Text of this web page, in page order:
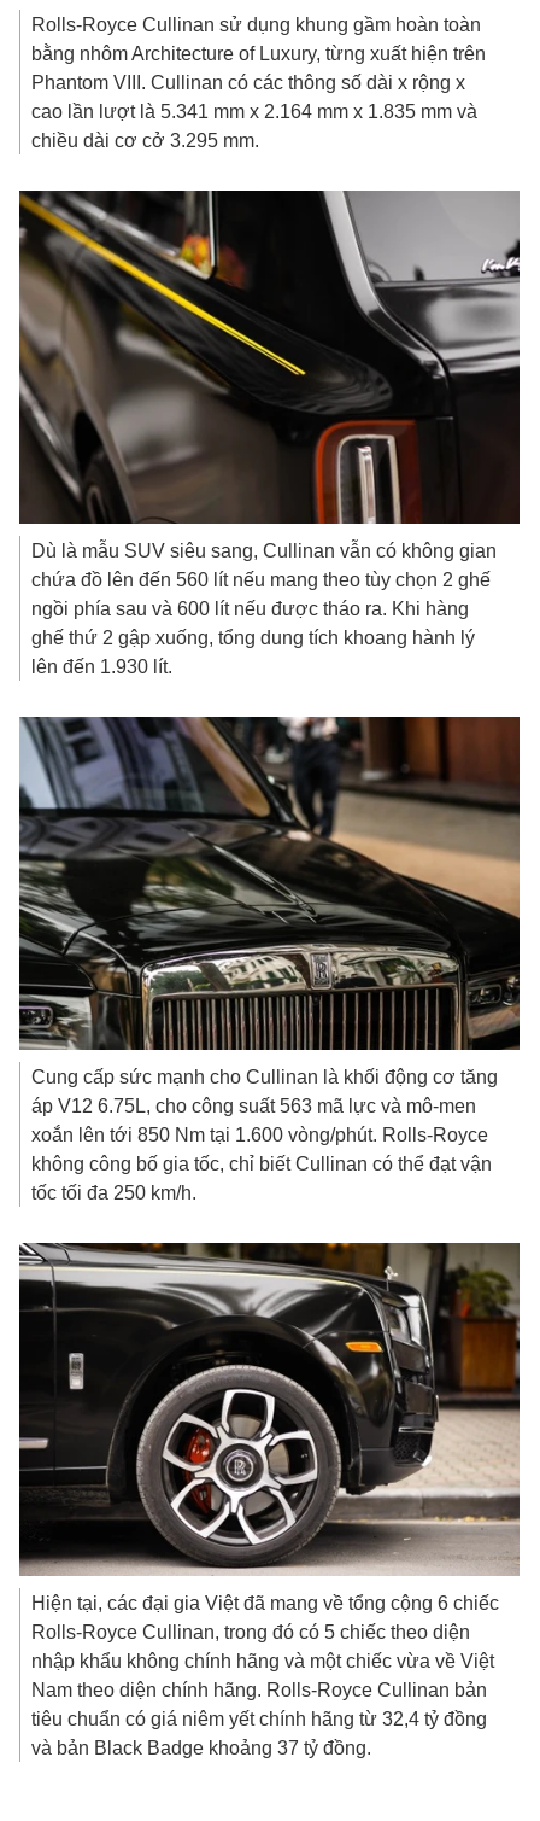
Rolls-Royce Cullinan sử dụng khung gầm hoàn toàn
bằng nhôm Architecture of Luxury, từng xuất hiện trên
Phantom VIII. Cullinan có các thông số dài x rộng x
cao lần lượt là 5.341 mm x 2.164 mm x 1.835 mm và
chiều dài cơ cở 3.295 mm.
Dù là mẫu SUV siêu sang, Cullinan vẫn có không gian
chứa đồ lên đến 560 lít nếu mang theo tùy chọn 2 ghế
ngồi phía sau và 600 lít nếu được tháo ra. Khi hàng
ghế thứ 2 gập xuống, tổng dung tích khoang hành lý
lên đến 1.930 lít.
Cung cấp sức mạnh cho Cullinan là khối động cơ tăng
áp V12 6.75L, cho công suất 563 mã lực và mô-men
xoắn lên tới 850 Nm tại 1.600 vòng/phút. Rolls-Royce
không công bố gia tốc, chỉ biết Cullinan có thể đạt vận
tốc tối đa 250 km/h.
Hiện tại, các đại gia Việt đã mang về tổng cộng 6 chiếc
Rolls-Royce Cullinan, trong đó có 5 chiếc theo diện
nhập khẩu không chính hãng và một chiếc vừa về Việt
Nam theo diện chính hãng. Rolls-Royce Cullinan bản
tiêu chuẩn có giá niêm yết chính hãng từ32,4 tỷ đồng
và bản Black Badge khoảng37 tỷ đồng.